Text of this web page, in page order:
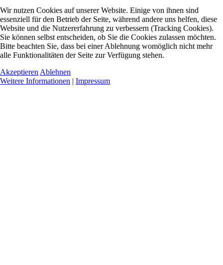
Wir nutzen Cookies auf unserer Website. Einige von ihnen sind
essenziell für den Betrieb der Seite, während andere uns helfen, diese
Website und die Nutzererfahrung zu verbessern (Tracking Cookies).
Sie können selbst entscheiden, ob Sie die Cookies zulassen möchten.
Bitte beachten Sie, dass bei einer Ablehnung womöglich nicht mehr
alle Funktionalitäten der Seite zur Verfügung stehen.
Akzeptieren Ablehnen
Weitere Informationen | Impressum